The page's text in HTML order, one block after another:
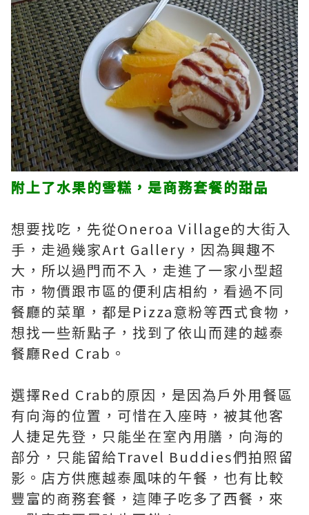
附上了水果的雪糕，是商務套餐的甜品
想要找吃，先從Oneroa Village的大街入
手，走過幾家Art Gallery，因為興趣不
大，所以過門而不入，走進了一家小型超
市，物價跟市區的便利店相約，看過不同
餐廳的菜單，都是Pizza意粉等西式食物，
想找一些新點子，找到了依山而建的越泰
餐廳Red Crab。
選擇Red Crab的原因，是因為戶外用餐區
有向海的位置，可惜在入座時，被其他客
人捷足先登，只能坐在室內用膳，向海的
部分，只能留給Travel Buddies們拍照留
影。店方供應越泰風味的午餐，也有比較
豐富的商務套餐，這陣子吃多了西餐，來